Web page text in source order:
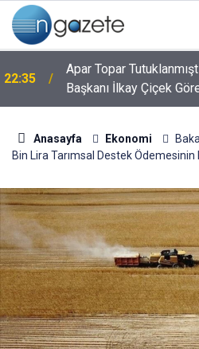
22:35
Apar Topar
Başkanı İlkay Çiçek
Alınan Kararın Perde
Anasayfa Ekonomi
Bin Lira Tarımsal Destek Ödemesinin